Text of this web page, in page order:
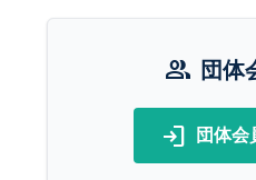
group 団体
login 団体会